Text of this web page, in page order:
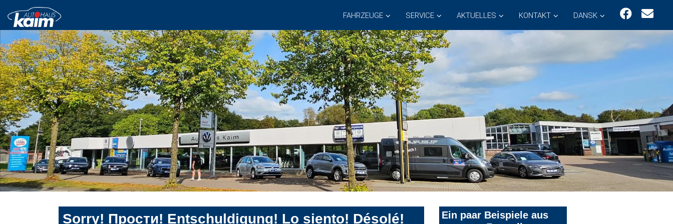
FAHRZEUGE SERVICE AKTUELLES KONTAKT DANSK
Sorry! Прости! Entschuldigung! Lo siento! Désolé!
Ein paar Beispiele aus